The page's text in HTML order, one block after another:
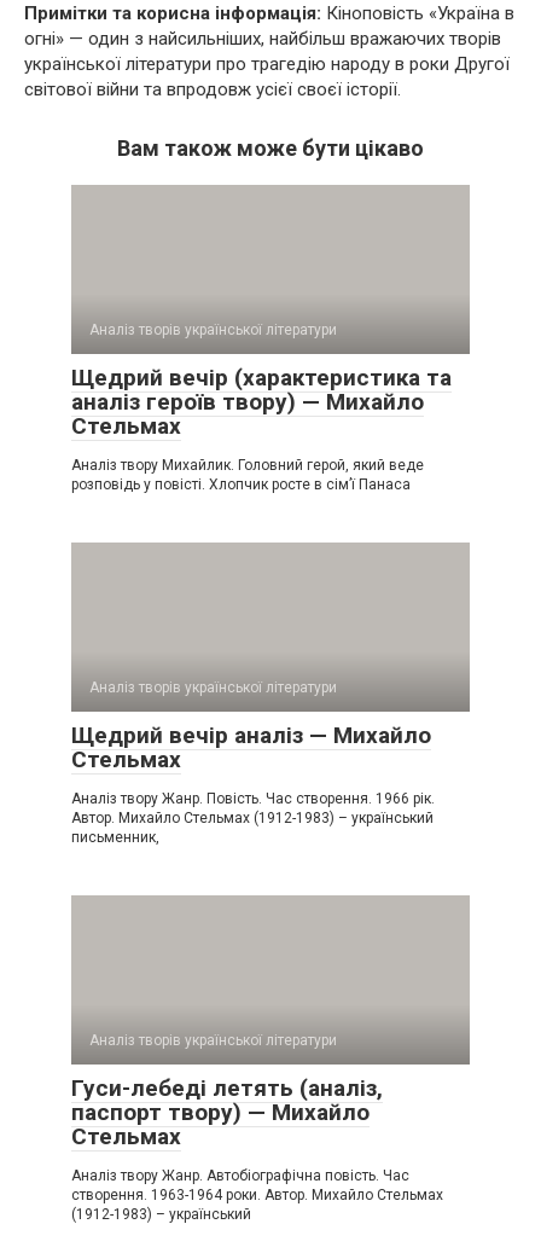
Примітки та корисна інформація: Кіноповість «Україна в
огні» — один з найсильніших, найбільш вражаючих творів
української літератури про трагедію народу в роки Другої
світової війни та впродовж усієї своєї історії.
Вам також може бути цікаво
Аналіз творів української літератури
Щедрий вечір (характеристика та
аналіз героїв твору) — Михайло
Стельмах
Аналіз твору Михайлик. Головний герой, який веде
розповідь у повісті. Хлопчик росте в сім’ї Панаса
Аналіз творів української літератури
Щедрий вечір аналіз — Михайло
Стельмах
Аналіз твору Жанр. Повість. Час створення. 1966 рік.
Автор. Михайло Стельмах (1912-1983) – український
письменник,
Аналіз творів української літератури
Гуси-лебеді летять (аналіз,
паспорт твору) — Михайло
Стельмах
Аналіз твору Жанр. Автобіографічна повість. Час
створення. 1963-1964 роки. Автор. Михайло Стельмах
(1912-1983) – український